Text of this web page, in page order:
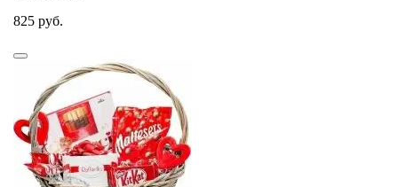
825 руб.